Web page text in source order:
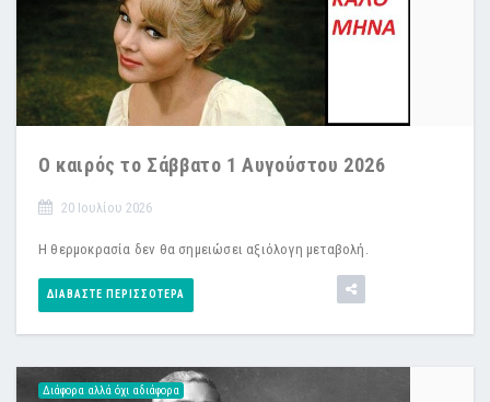
Ο καιρός το Σάββατο 1 Αυγούστου 2026
20 Ιουλίου 2026
Η θερμοκρασία δεν θα σημειώσει αξιόλογη μεταβολή.
ΔΙΑΒΆΣΤΕ ΠΕΡΙΣΣΌΤΕΡΑ
Διάφορα αλλά όχι αδιάφορα